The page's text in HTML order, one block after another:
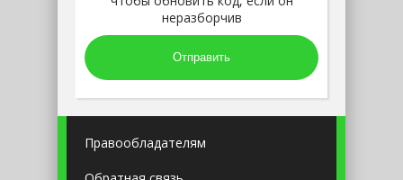
Отправить
Правообладателям